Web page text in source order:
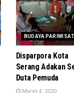
BUDAYA
Disparpora Kota
Serang Adakan
Duta Pemuda
Maret 4, 2020